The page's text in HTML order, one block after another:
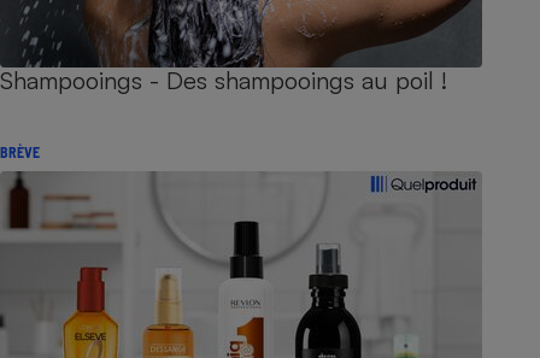
Shampooings - Des shampooings au poil !
BRÈVE